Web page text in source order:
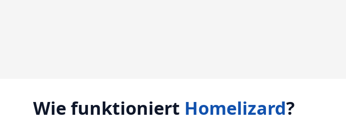
Wie funktioniert Homelizard?